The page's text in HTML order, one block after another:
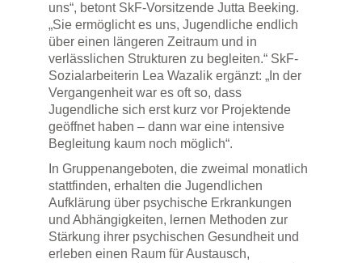
uns“, betont SkF-Vorsitzende Jutta Beeking.
„Sie ermöglicht es uns, Jugendliche endlich
über einen längeren Zeitraum und in
verlässlichen Strukturen zu begleiten.“ SkF-
Sozialarbeiterin Lea Wazalik ergänzt: „In der
Vergangenheit war es oft so, dass
Jugendliche sich erst kurz vor Projektende
geöffnet haben – dann war eine intensive
Begleitung kaum noch möglich“.
In Gruppenangeboten, die zweimal monatlich
stattfinden, erhalten die Jugendlichen
Aufklärung über psychische Erkrankungen
und Abhängigkeiten, lernen Methoden zur
Stärkung ihrer psychischen Gesundheit und
erleben einen Raum für Austausch,